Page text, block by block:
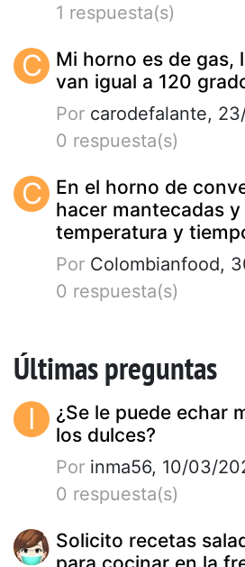
1 respuesta(s)
C
Mi horno es de gas,
van igual a 120
Por carodefalante,
0 respuesta(s)
C
En el horno de
hacer mantecadas y
temperatura y
Por Colombianfood,
0 respuesta(s)
Últimas preguntas
I
¿Se le puede echar
los dulces?
Por inma56, 10/03/
0 respuesta(s)
Solicito recetas